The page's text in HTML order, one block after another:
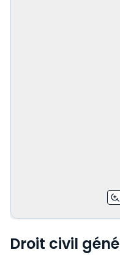
Droit civil